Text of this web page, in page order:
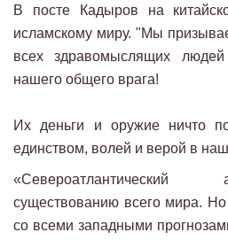
В посте Кадыров на
исламскому миру. "Мы
всех здравомыслящих людей
нашего общего врага!
Их деньги и оружие ничто
единством, волей и верой в
существованию всего мира.
со всеми западными